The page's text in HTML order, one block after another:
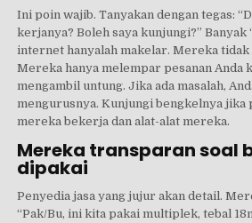
Ini poin wajib. Tanyakan dengan tegas:
kerjanya? Boleh saya kunjungi?” Banyak
internet hanyalah makelar. Mereka tidak
Mereka hanya melempar pesanan Anda
mengambil untung. Jika ada masalah,
mengurusnya. Kunjungi bengkelnya jika
mereka bekerja dan alat-alat mereka.
Mereka transparan soal
dipakai
Penyedia jasa yang jujur akan detail.
“Pak/Bu, ini kita pakai multiplek, tebal